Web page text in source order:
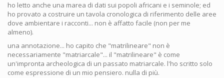
ho letto anche una marea di dati sui popoli africani e i seminole; ed
ho provato a costruire un tavola cronologica di riferimento delle aree
dove ambientare i racconti... non è affatto facile (non per me
almeno).
una annotazione... ho capito che "matrilineare" non è
necessariamente "matriarcale"... il "matrilineare" è come
un'impronta archeologica di un passato matriarcale. l'ho scritto solo
come espressione di un mio pensiero. nulla di più.